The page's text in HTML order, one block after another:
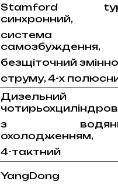
Stamford
синхронний,
система
самозбуждення,
безщіточний
струму, 4-х
Дизельний
з
охолодженням,
4-тактний
YangDong